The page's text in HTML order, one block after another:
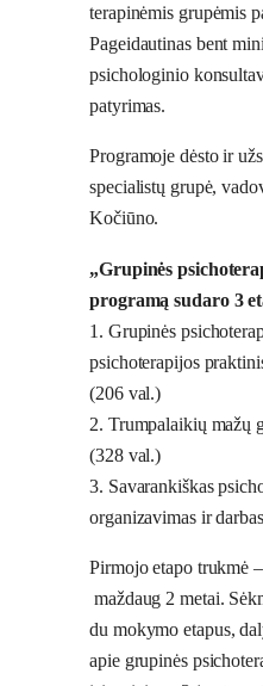
terapinėmis grupėmis
Pageidautinas bent
psichologinio
patyrimas.
Programoje dėsto ir
specialistų grupė,
Kočiūno.
„Grupinės
programą sudaro 3
1. Grupinės
psichoterapijos
(206 val.)
2. Trumpalaikių mažų
(328 val.)
3. Savarankiškas
organizavimas ir
Pirmojo etapo trukmė
maždaug 2 metai.
du mokymo etapus,
apie grupinės